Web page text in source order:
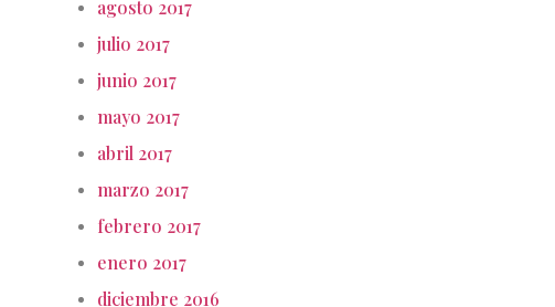
agosto 2017
julio 2017
junio 2017
mayo 2017
abril 2017
marzo 2017
febrero 2017
enero 2017
diciembre 2016